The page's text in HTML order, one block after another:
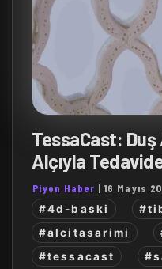
TessaCast:
Alçıyla
Piyon Haber |16 Mayıs
#4d-baski
#alcitasarimi
#tessacast